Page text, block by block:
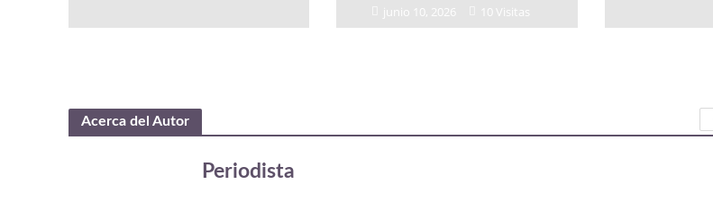
junio 10, 2026 10 Visitas
Acerca del Autor
Periodista